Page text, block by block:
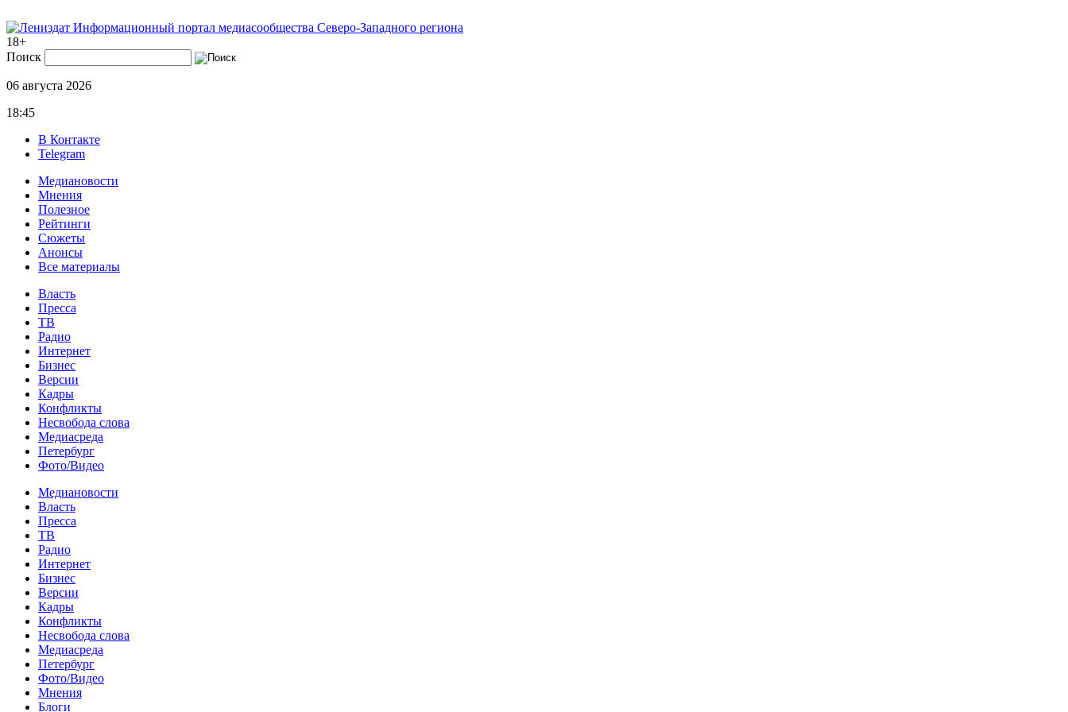
Информационный портал медиасообщества Северо-Западного региона
18+
Поиск
06 августа 2026
18:45
В Контакте
Telegram
Медиановости
Мнения
Полезное
Рейтинги
Сюжеты
Анонсы
Все материалы
Власть
Пресса
ТВ
Радио
Интернет
Бизнес
Версии
Кадры
Конфликты
Несвобода слова
Медиасреда
Петербург
Фото/Видео
Медиановости
Власть
Пресса
ТВ
Радио
Интернет
Бизнес
Версии
Кадры
Конфликты
Несвобода слова
Медиасреда
Петербург
Фото/Видео
Мнения
Блоги